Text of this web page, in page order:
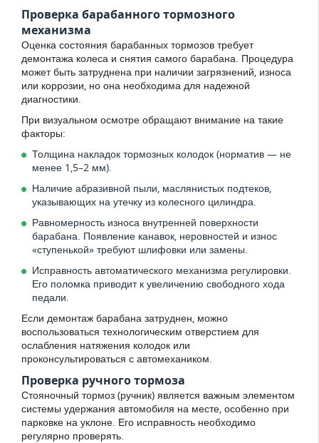
Проверка барабанного тормозного
механизма
Оценка состояния барабанных тормозов требует
демонтажа колеса и снятия самого барабана. Процедура
может быть затруднена при наличии загрязнений, износа
или коррозии, но она необходима для надежной
диагностики.
При визуальном осмотре обращают внимание на такие
факторы:
Толщина накладок тормозных колодок (норматив — не
менее 1,5–2 мм).
Наличие абразивной пыли, маслянистых подтеков,
указывающих на утечку из колесного цилиндра.
Равномерность износа внутренней поверхности
барабана. Появление канавок, неровностей и износ
«ступенькой» требуют шлифовки или замены.
Исправность автоматического механизма регулировки.
Его поломка приводит к увеличению свободного хода
педали.
Если демонтаж барабана затруднен, можно
воспользоваться технологическим отверстием для
ослабления натяжения колодок или
проконсультироваться с автомехаником.
Проверка ручного тормоза
Стояночный тормоз (ручник) является важным элементом
системы удержания автомобиля на месте, особенно при
парковке на уклоне. Его исправность необходимо
регулярно проверять.